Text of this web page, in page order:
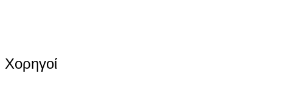
Χορηγοί